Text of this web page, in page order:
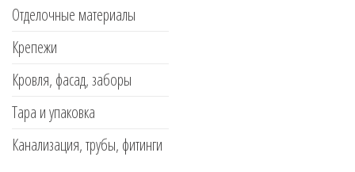
Отделочные материалы
Крепежи
Кровля, фасад, заборы
Тара и упаковка
Канализация, трубы, фитинги